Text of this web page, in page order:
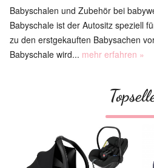
Babyschalen und Zubehör bei
Babyschale ist der Autositz speziell
zu den erstgekauften Babysachen
Babyschale wird... mehr erfahren »